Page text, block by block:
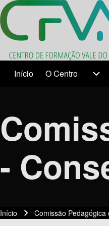
Temas
Início O Centro
-
Início Comissão